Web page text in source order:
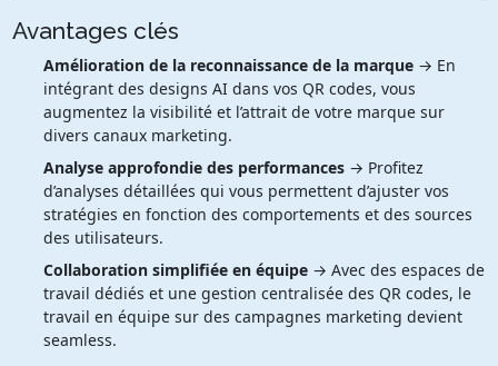
Avantages clés
Amélioration de la reconnaissance de la marque→ En
intégrant des designs AI dans vos QR codes, vous
augmentez la visibilité et l’attrait de votre marque sur
divers canaux marketing.
Analyse approfondie des performances→ Profitez
d’analyses détaillées qui vous permettent d’ajuster vos
stratégies en fonction des comportements et des sources
des utilisateurs.
Collaboration simplifiée en équipe→ Avec des espaces de
travail dédiés et une gestion centralisée des QR codes, le
travail en équipe sur des campagnes marketing devient
seamless.